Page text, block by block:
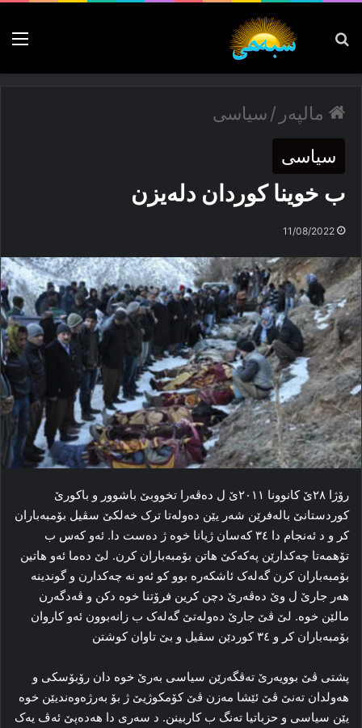
پەیدا بکە
مالپەر /سیاسی
سیاسی
ب خوینا کوردان دلەیزن
11/08/2022
رۆژا ۲۸ێ کانوونا ۲۰۱۱ێ ل ده‌ڤه‌را تخووبێ باشوور و باکورێ
کوردستانێ باله‌فرێن شه‌ر یێن ده‌وله‌تا ترک خه‌لکێ سڤیل بۆمبه‌باران
کر و د ئه‌نجام دا ۳٤ که‌سان ژیانا خوه‌ ژ ده‌ست دا. ئه‌و که‌س ب
تۆهمه‌تا چه‌کدارێن پەکەکێ هاتن بۆمبه‌باران کرن. لێ ده‌ما ئه‌و هاتین
بۆمبه‌باران کرن گه‌له‌ک ئاشکه‌ره‌ بوو کو ئه‌و نه‌ چه‌کدارن و گوندینه‌
هه‌ر جارێ ل وێ ده‌ڤه‌رێ دچن کرین فرۆتنا خوه‌ دکن و ڤه‌دگه‌رن
مالێن خوه‌. لێ ڤێ جارێ ده‌وله‌تێ گه‌له‌ک ب زانه‌بوون ئه‌و کاروان
بۆمبه‌باران کر و ۳٤ کوردێن سڤیل و بێ تاوان کوشتن
پشتی ڤێ بوویه‌رێ ته‌ڤگه‌رێن سیاسی به‌رێ خوه‌ دان رۆبۆسکی و
هه‌ولدان ته‌نێ ڤێ ئێشا مه‌زن ڤێ کۆمکوژیێ ژ بۆ به‌رژه‌وه‌ندیێن خوه‌
یێن سیاسی و حزباتیا ته‌نگ ب کاربینن. د سه‌ری دا هەدەپێ ئه‌ڤ یه‌ک